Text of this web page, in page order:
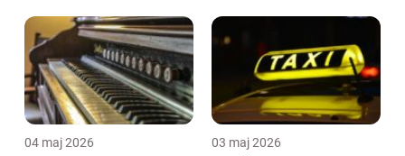
04 maj 2026 03 maj 2026